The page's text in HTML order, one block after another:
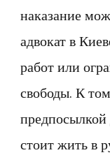
наказание
адвокат в
работ или
свободы. К
предпосылкой
стоит жить в